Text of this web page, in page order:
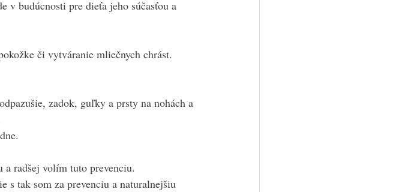
v budúcnosti pre dieťa jeho súčasťou a
či vytváranie mliečnych chrást.
zadok, guľky a prsty na nohách a
a radšej volím tuto prevenciu.
s tak som za prevenciu a naturalnejšiu